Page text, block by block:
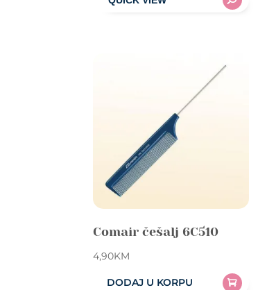
Comair češalj 6C510
4,90KM
DODAJ U KORPU